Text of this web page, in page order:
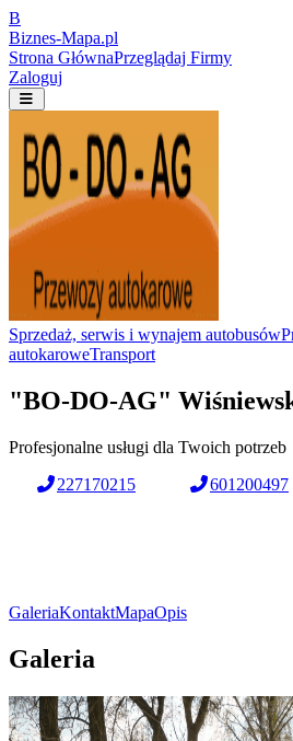
B
Biznes-Mapa.pl
Strona GłównaPrzeglądaj Firmy
Zaloguj
Sprzedaż, serwis i wynajem autobusów
autokaroweTransport
"BO-DO-AG"
Profesjonalne usługi dla Twoich potrzeb
227170215
601200497
GaleriaKontaktMapaOpis
Galeria